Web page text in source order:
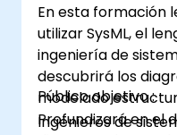
En esta formación
utilizar SysML, el
ingeniería de
descubrirá los
modelado
Profundizará en el
Público objetivo :
Ingenieros de